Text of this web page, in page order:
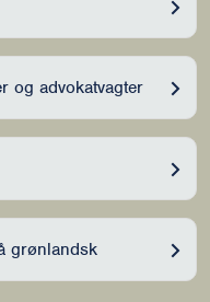
og advokatvagter
grønlandsk